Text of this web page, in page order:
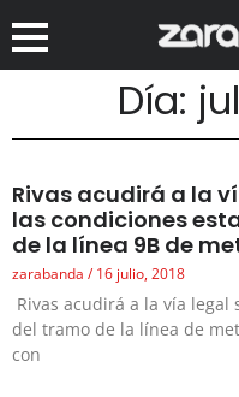
Día:
Rivas acudirá a la
las condiciones
de la línea 9B de
zarabanda 16 julio, 2018
Rivas acudirá a la vía legal
del tramo de la línea de
con